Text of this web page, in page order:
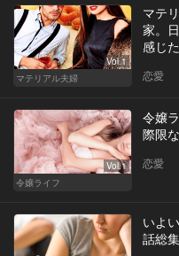
Vol.1
マテリアル夫婦
マテ
家。
感じ
恋愛
Vol.1
令嬢ライフ
令嬢
際限
恋愛
いよ
話総